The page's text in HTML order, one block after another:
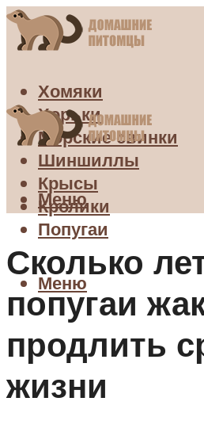
Хомяки
Хорьки
Морские свинки
Шиншиллы
Крысы
Кролики
Попугаи
Меню
Меню
Сколько
попугаи
продлить
жизни